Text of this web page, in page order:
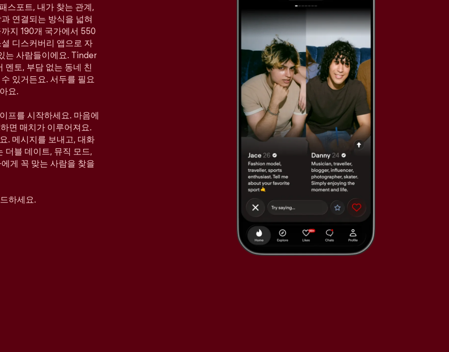
스포트, 내가 찾는 관계,
연결되는 방식을 넓혀
지 190개 국가에서 550
디스커버리 앱으로 자
는 사람들이에요. Tinder
멘토, 부담 없는 동네 친
있거든요. 서두를 필요
요.
프를 시작하세요. 마음에
면 매치가 이루어져요.
. 메시지를 보내고, 대화
더블 데이트, 뮤직 모드,
게 꼭 맞는 사람을 찾을
하세요.